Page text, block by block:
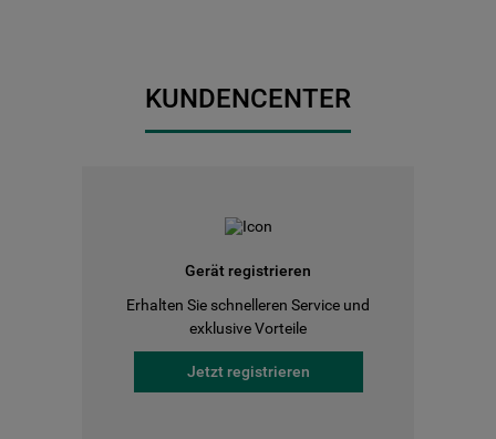
KUNDENCENTER
Gerät registrieren
Erhalten Sie schnelleren Service und
exklusive Vorteile
Jetzt registrieren